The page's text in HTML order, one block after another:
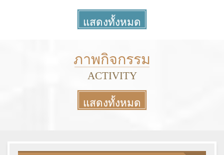
แสดงทั้งหมด
More
ภาพกิจกรรม
ACTIVITY
แสดงทั้งหมด